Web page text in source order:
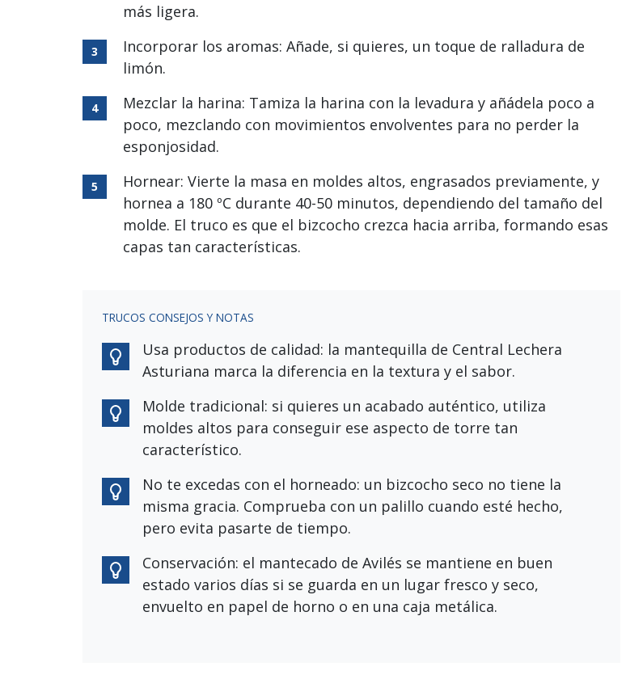
más ligera.
Incorporar los aromas: Añade, si quieres, un toque de ralladura de
limón.
Mezclar la harina: Tamiza la harina con la levadura y añádela poco a
poco, mezclando con movimientos envolventes para no perder la
esponjosidad.
Hornear: Vierte la masa en moldes altos, engrasados previamente, y
hornea a 180 ºC durante 40-50 minutos, dependiendo del tamaño del
molde. El truco es que el bizcocho crezca hacia arriba, formando esas
capas tan características.
TRUCOS CONSEJOS Y NOTAS
Usa productos de calidad: la mantequilla de Central Lechera
Asturiana marca la diferencia en la textura y el sabor.
Molde tradicional: si quieres un acabado auténtico, utiliza
moldes altos para conseguir ese aspecto de torre tan
característico.
No te excedas con el horneado: un bizcocho seco no tiene la
misma gracia. Comprueba con un palillo cuando esté hecho,
pero evita pasarte de tiempo.
Conservación: el mantecado de Avilés se mantiene en buen
estado varios días si se guarda en un lugar fresco y seco,
envuelto en papel de horno o en una caja metálica.